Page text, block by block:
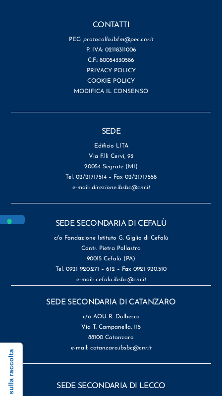
CONTATTI
PEC: protocollo.ibfm@pec.cnr.it
P. IVA: 02118311006
C.F.: 80054330586
PRIVACY POLICY
COOKIE POLICY
MODIFICA IL CONSENSO
SEDE
Edificio LITA
Via F.lli Cervi, 93
20054 Segrate (MI)
Tel. 02/21717514 – Fax 02/21717558
e-mail: direzione.ibsbc@cnr.it
SEDE SECONDARIA DI CEFALÙ
c/o Fondazione Istituto G. Giglio di Cefalù
Contr. Pietra Pollastra
90015 Cefalù (PA)
Tel. 0921 920.271 – 612 – Fax 0921 920.510
e-mail: cefalu.ibsbc@cnr.it
SEDE SECONDARIA DI CATANZARO
c/o AOU R. Dulbecco
Via T. Campanella, 115
88100 Catanzaro
e-mail: catanzaro.ibsbc@cnr.it
SEDE SECONDARIA DI LECCO